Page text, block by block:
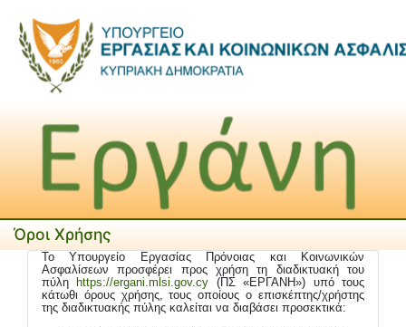
Όροι Χρήσης
Το Υπουργείο Εργασίας Πρόνοιας και Κοινωνικών
Ασφαλίσεων προσφέρει προς χρήση τη διαδικτυακή του
πύλη
https://ergani .mlsi .gov.cy (ΠΣ «ΕΡΓΑΝΗ») υπό τους
κάτωθι όρους χρήσης, τους οποίους ο επισκέπτης/χρήστης
της διαδικτυακής πύλης καλείται να διαβάσει προσεκτικά: